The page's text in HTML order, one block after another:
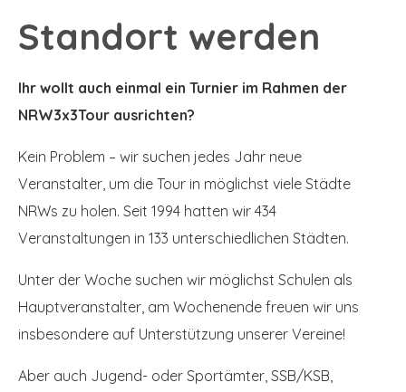
Standort werden
Ihr wollt auch einmal ein Turnier im Rahmen der
NRW3x3Tour ausrichten?
Kein Problem – wir suchen jedes Jahr neue
Veranstalter, um die Tour in möglichst viele Städte
NRWs zu holen. Seit 1994 hatten wir 434
Veranstaltungen in 133 unterschiedlichen Städten.
Unter der Woche suchen wir möglichst Schulen als
Hauptveranstalter, am Wochenende freuen wir uns
insbesondere auf Unterstützung unserer Vereine!
Aber auch Jugend- oder Sportämter, SSB/KSB,